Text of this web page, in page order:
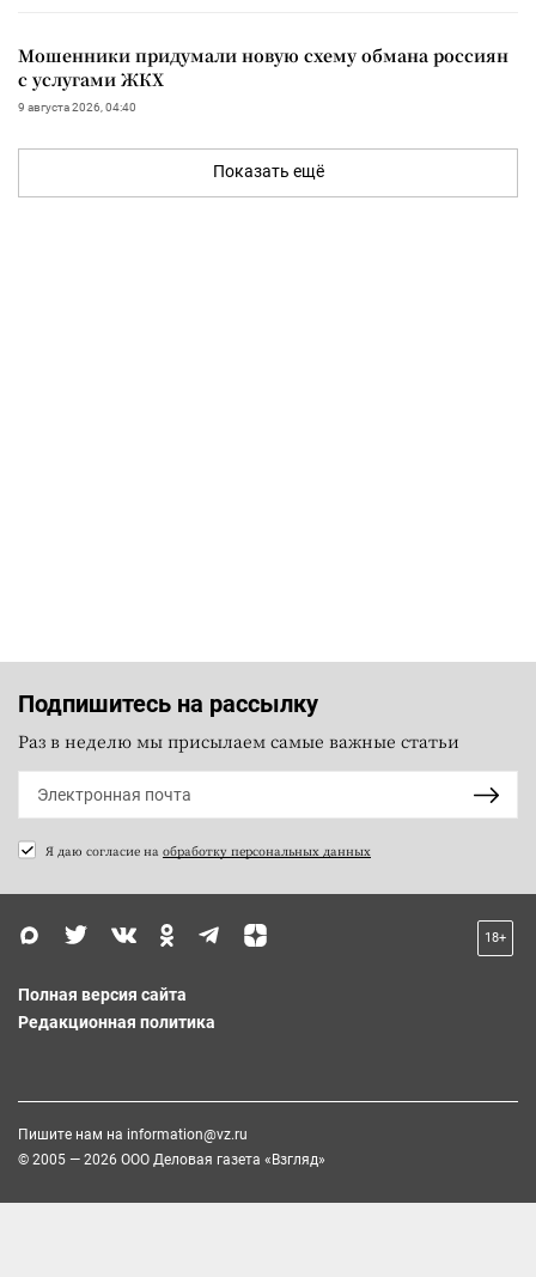
Мошенники придумали новую схему обмана россиян
с услугами ЖКХ
9 августа 2026, 04:40
Показать ещё
Подпишитесь на рассылку
Раз в неделю мы присылаем самые важные статьи
Я даю согласие на обработку персональных данных
18+
Полная версия сайта
Редакционная политика
Пишите нам на information@vz.ru
© 2005 — 2026 ООО Деловая газета «Взгляд»